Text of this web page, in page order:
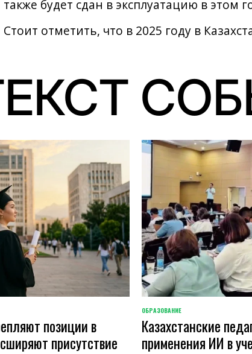
также будет сдан в эксплуатацию в этом
Стоит отметить, что в 2025 году в
позиции в
присутствие
POSTED
IN
ОБРАЗОВАНИЕ
Казахстанские
применения ИИ в